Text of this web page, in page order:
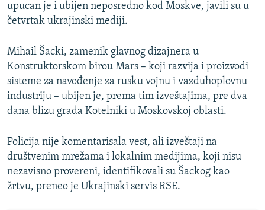
POST SCRIPTUM
TRI DECENIJE OD RATA U BIH
SVE KARTE DEJTONA
NASTANAK I RASPAD JUGOSLAVIJE
upucan je i ubijen neposredno kod Moskve, javili su u
četvrtak ukrajinski mediji.
Mihail Šacki, zamenik glavnog dizajnera u
Konstruktorskom birou Mars – koji razvija i proizvodi
sisteme za navođenje za rusku vojnu i vazduhoplovnu
industriju – ubijen je, prema tim izveštajima, pre dva
dana blizu grada Kotelniki u Moskovskoj oblasti.
Policija nije komentarisala vest, ali izveštaji na
društvenim mrežama i lokalnim medijima, koji nisu
nezavisno provereni, identifikovali su Šackog kao
žrtvu, preneo je Ukrajinski servis RSE.